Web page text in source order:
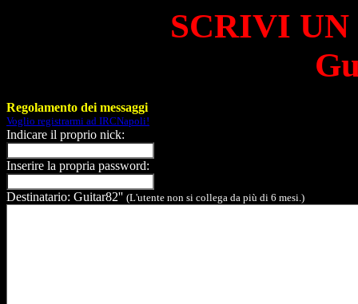
SCRIVI
Regolamento dei messaggi
Voglio registrarmi ad IRCNapoli!
Indicare il proprio nick:
Inserire la propria password:
Destinatario: Guitar82'' (L'utente non si collega da più di 6 mesi.)